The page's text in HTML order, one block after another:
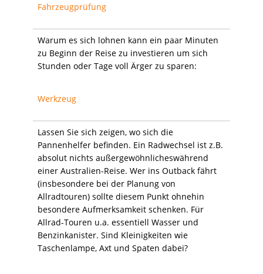
Fahrzeugprüfung
Warum es sich lohnen kann ein paar Minuten
zu Beginn der Reise zu investieren um sich
Stunden oder Tage voll Ärger zu sparen:
Werkzeug
Lassen Sie sich zeigen, wo sich die
Pannenhelfer befinden. Ein Radwechsel ist z.B.
absolut nichts außergewöhnlicheswährend
einer Australien-Reise. Wer ins Outback fährt
(insbesondere bei der Planung von
Allradtouren) sollte diesem Punkt ohnehin
besondere Aufmerksamkeit schenken. Für
Allrad-Touren u.a. essentiell Wasser und
Benzinkanister. Sind Kleinigkeiten wie
Taschenlampe, Axt und Spaten dabei?